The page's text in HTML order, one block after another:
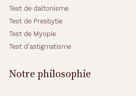
Test de daltonisme
Test de Presbytie
Test de Myopie
Test d'astigmatisme
Notre philosophie